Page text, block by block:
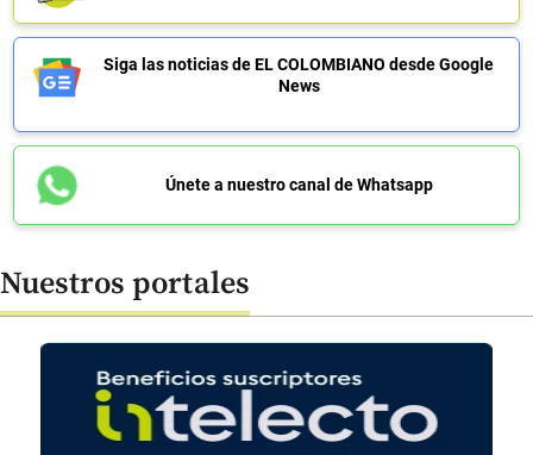
Siga las noticias de EL COLOMBIANO desde Google
News
Únete a nuestro canal de Whatsapp
Nuestros portales